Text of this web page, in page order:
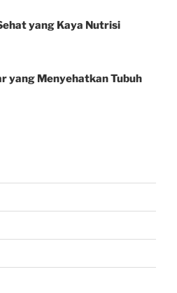
yang Kaya Nutrisi
yang Menyehatkan Tubuh